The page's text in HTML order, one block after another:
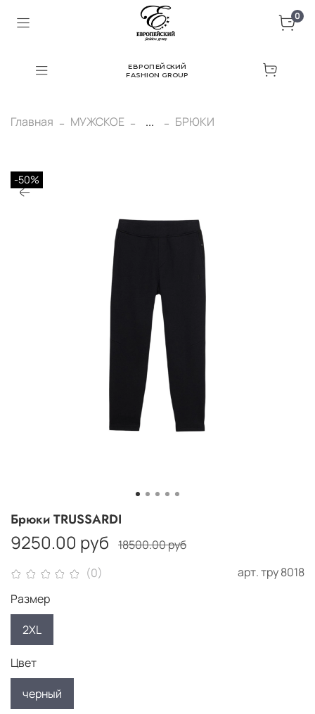
0
ЕВРОПЕЙСКИЙ
FASHION GROUP
Главная МУЖСКОЕ ... БРЮКИ
-50%
(0) арт.тру 8018
Брюки TRUSSARDI
9250.00 руб 18500.00 руб
Размер
2XL
Цвет
черный